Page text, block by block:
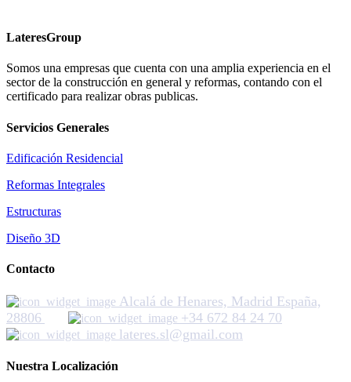
LateresGroup
Somos una empresas que cuenta con una amplia experiencia en el
sector de la construcción en general y reformas, contando con el
certificado para realizar obras publicas.
Servicios Generales
Edificación Residencial
Reformas Integrales
Estructuras
Diseño 3D
Contacto
Alcalá de Henares, Madrid España,
28806
+34 672 84 24 70
lateres.sl@gmail.com
Nuestra Localización